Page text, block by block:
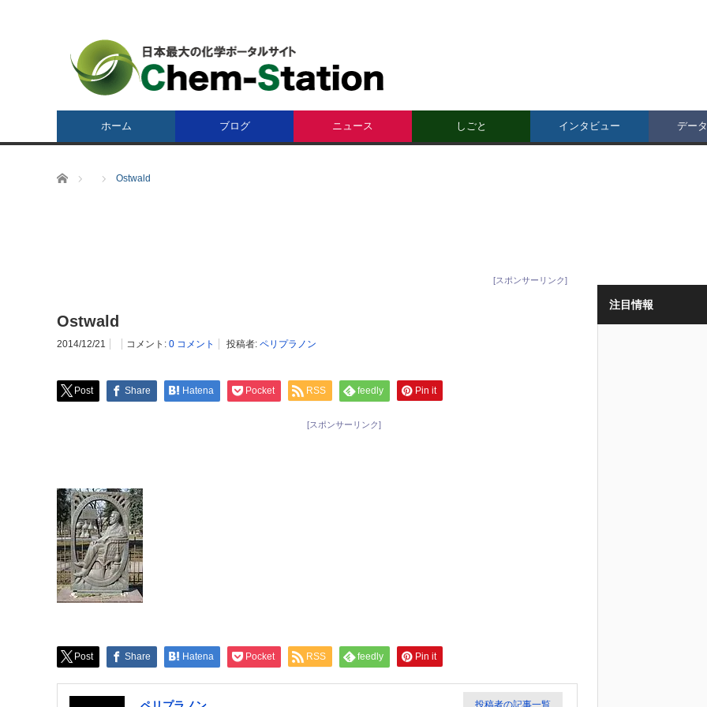
ホーム ブログ ニュース しごと インタビュー デー
ホーム Ostwald
[スポンサーリンク]
Ostwald
2014/12/21 コメント: 0 コメント 投稿者: ペリプラノン
Post Share Hatena Pocket RSS feedly Pin it
[スポンサーリンク]
Post Share Hatena Pocket RSS feedly Pin it
投稿者の記事一覧
注目情報